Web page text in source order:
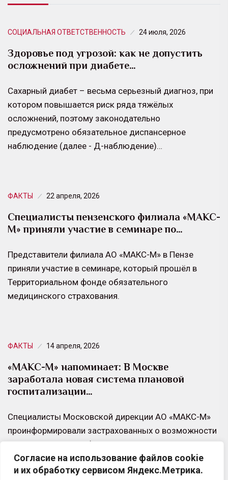
Согласие на использование файлов cookie
и их обработку сервисом Яндекс.Метрика.
СОЦИАЛЬНАЯ ОТВЕТСТВЕННОСТЬ 24 июля, 2026
Здоровье под угрозой: как не допустить
осложнений при диабете…
Сахарный диабет – весьма серьезный диагноз, при
котором повышается риск ряда тяжёлых
осложнений, поэтому законодательно
предусмотрено обязательное диспансерное
наблюдение (далее - Д-наблюдение)…
ФАКТЫ 22 апреля, 2026
Специалисты пензенского филиала «МАКС-
М» приняли участие в семинаре по…
Представители филиала АО «МАКС-М» в Пензе
приняли участие в семинаре, который прошёл в
Территориальном фонде обязательного
медицинского страхования.
ФАКТЫ 14 апреля, 2026
«МАКС-М» напоминает: В Москве
заработала новая система плановой
госпитализации…
Специалисты Московской дирекции АО «МАКС-М»
проинформировали застрахованных о возможности
самостоятельно выбирать стационар и дату
планового лечения через приложение в новом
цифровом сервисе…